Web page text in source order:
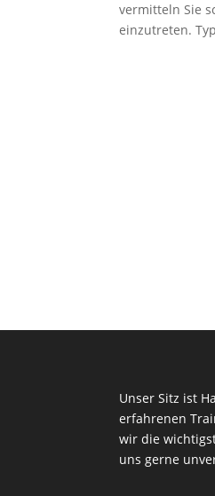
vermitteln Sie
einzutreten.
Unser Sitz ist
erfahrenen
wir die
uns gerne